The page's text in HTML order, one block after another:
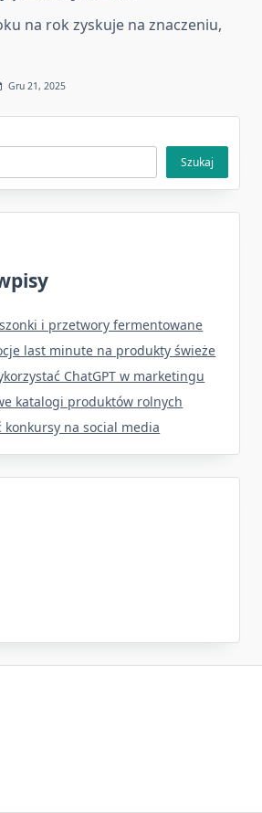
na rok zyskuje na znaczeniu,
Gru 21, 2025
Szukaj
i przetwory fermentowane
last minute na produkty świeże
ChatGPT w marketingu
katalogi produktów rolnych
konkursy na social media